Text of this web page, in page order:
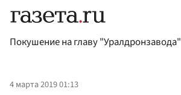
Покушение на главу "Уралдронзавода"
4 марта 2019 01:13